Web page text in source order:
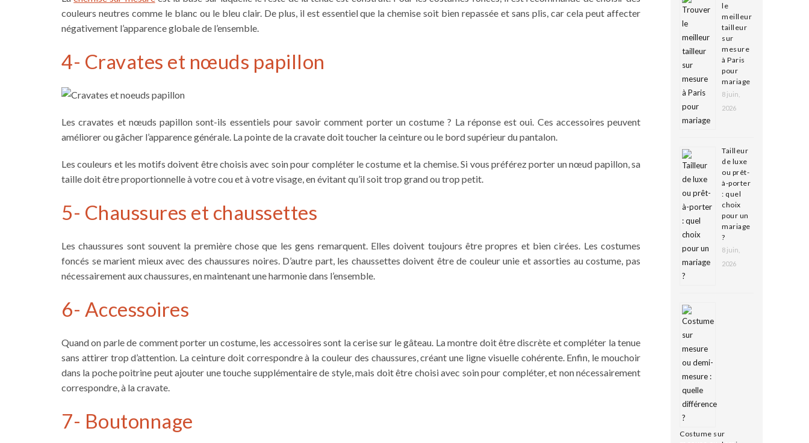
couleurs neutres comme le blanc ou le bleu clair. De plus, il est essentiel que la chemise soit bien repassée et sans plis, car cela peut affecter
négativement l’apparence globale de l’ensemble.
4- Cravates et nœuds papillon
Les cravates et nœuds papillon sont-ils essentiels pour savoircomment porter un costume? La réponse est oui. Ces accessoires peuvent
améliorer ou gâcher l’apparence générale. La pointe de la cravate doit toucher la ceinture ou le bord supérieur du pantalon.
Les couleurs et les motifs doivent être choisis avec soin pour compléter le costume et la chemise. Si vous préférez porter un nœud papillon, sa
taille doit être proportionnelle à votre cou et à votre visage, en évitant qu’il soit trop grand ou trop petit.
5- Chaussures et chaussettes
Les chaussures sont souvent la première chose que les gens remarquent. Elles doivent toujours être propres et bien cirées. Les costumes
foncés se marient mieux avec des chaussures noires. D’autre part, les chaussettes doivent être de couleur unie et assorties au costume, pas
nécessairement aux chaussures, en maintenant une harmonie dans l’ensemble.
6- Accessoires
Quand on parle de comment porter un costume, les accessoires sont la cerise sur le gâteau. La montre doit être discrète et compléter la tenue
sans attirer trop d’attention. La ceinture doit correspondre à la couleur des chaussures, créant une ligne visuelle cohérente. Enfin, le mouchoir
dans la poche poitrine peut ajouter une touche supplémentaire de style, mais doit être choisi avec soin pour compléter, et non nécessairement
correspondre, à la cravate.
7- Boutonnage
le
meilleur
tailleur
sur
mesure
à Paris
pour
mariage
8 juin,
2026
Tailleur
de luxe
ou prêt-
à-porter
: quel
choix
pour un
mariage
?
8 juin,
2026
Costume sur